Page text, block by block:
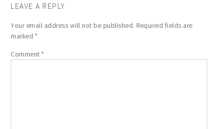
LEAVE A REPLY
Your email address will not be published. Required fields are
marked *
Comment*